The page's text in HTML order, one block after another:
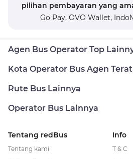
pilihan pembayaran yang
Go Pay, OVO Wallet,
Agen Bus Operator Top
Kota Operator Bus Agen
Rute Bus Lainnya
Operator Bus Lainnya
Tentang redBus
Tentang kami
Info
T & C